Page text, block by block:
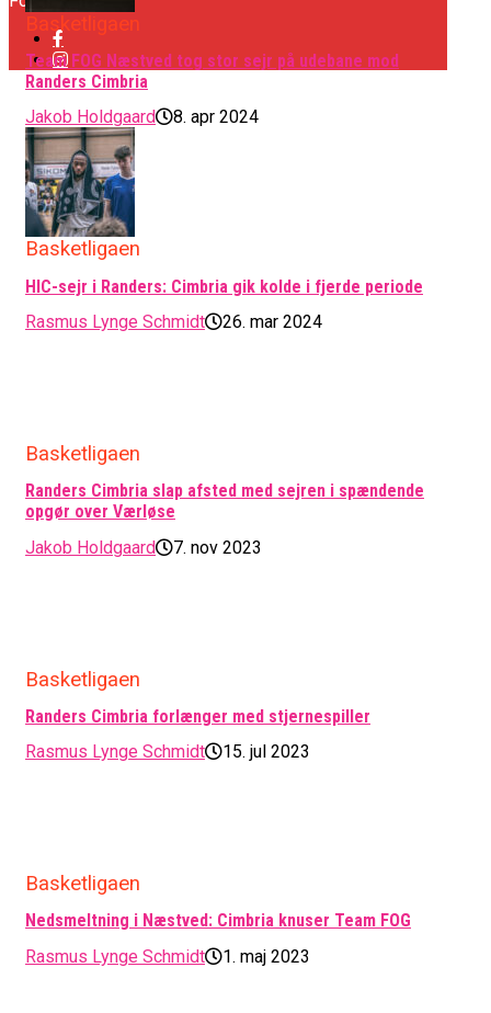
Basketligaen
Team FOG Næstved tog stor sejr på udebane mod
Randers Cimbria
Jakob Holdgaard
8. apr 2024
Basketligaen
HIC-sejr i Randers: Cimbria gik kolde i fjerde periode
Rasmus Lynge Schmidt
26. mar 2024
Basketligaen
Randers Cimbria slap afsted med sejren i spændende
opgør over Værløse
Jakob Holdgaard
7. nov 2023
Basketligaen
Randers Cimbria forlænger med stjernespiller
Rasmus Lynge Schmidt
15. jul 2023
Basketligaen
Nedsmeltning i Næstved: Cimbria knuser Team FOG
Rasmus Lynge Schmidt
1. maj 2023